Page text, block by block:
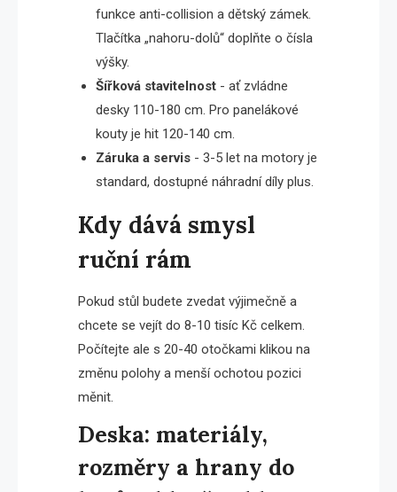
funkce anti-collision a dětský zámek.
Tlačítka „nahoru-dolů“ doplňte o čísla
výšky.
Šířková stavitelnost - ať zvládne
desky 110-180 cm. Pro panelákové
kouty je hit 120-140 cm.
Záruka a servis - 3-5 let na motory je
standard, dostupné náhradní díly plus.
Kdy dává smysl
ruční rám
Pokud stůl budete zvedat výjimečně a
chcete se vejít do 8-10 tisíc Kč celkem.
Počítejte ale s 20-40 otočkami klikou na
změnu polohy a menší ochotou pozici
měnit.
Deska: materiály,
rozměry a hrany do